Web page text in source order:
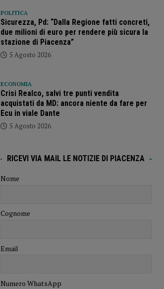
POLITICA
Sicurezza, Pd: “Dalla Regione fatti concreti,
due milioni di euro per rendere più sicura la
stazione di Piacenza”
5 Agosto 2026
ECONOMIA
Crisi Realco, salvi tre punti vendita
acquistati da MD: ancora niente da fare per
Ecu in viale Dante
5 Agosto 2026
RICEVI VIA MAIL LE NOTIZIE DI PIACENZA
Nome
Cognome
Email
Numero WhatsApp